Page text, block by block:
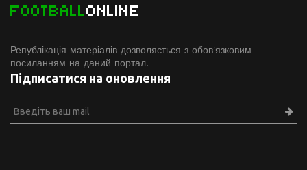
FOOTBALLONLINE
Републікація матеріалів дозволяється з обов'язковим
посиланням на даний портал.
Підписатися на оновлення